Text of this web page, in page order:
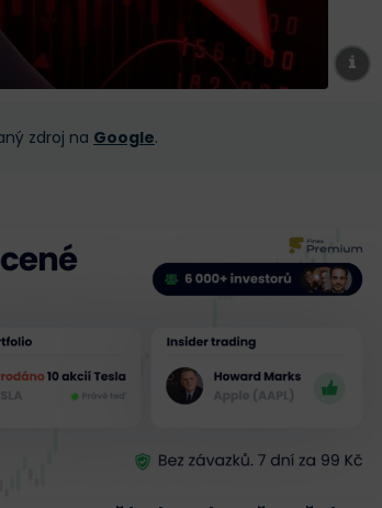
zdroj na Google.